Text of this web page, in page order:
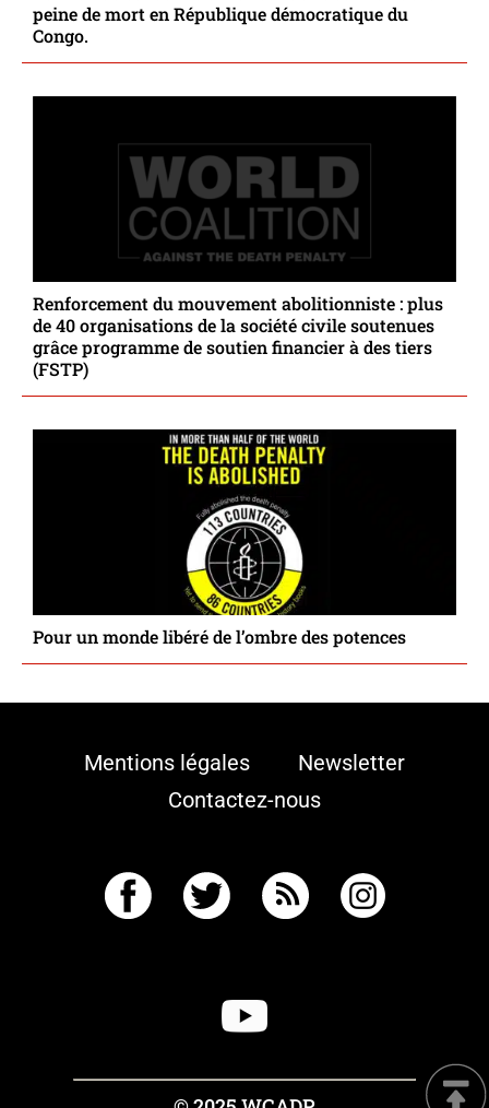
peine de mort en République démocratique du
Congo.
Renforcement du mouvement abolitionniste : plus
de 40 organisations de la société civile soutenues
grâce programme de soutien financier à des tiers
(FSTP)
Pour un monde libéré de l’ombre des potences
Mentions légales
Newsletter
Contactez-nous